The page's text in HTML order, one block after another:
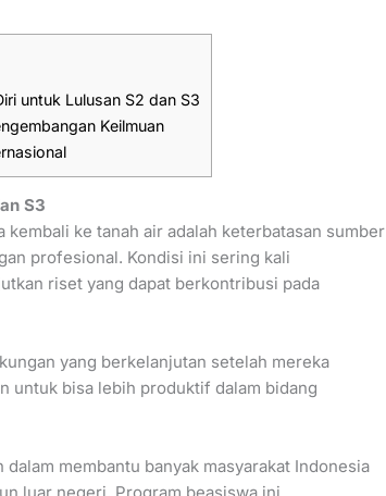
untuk Lulusan S2 dan S3
Keilmuan
S3
ke tanah air adalah keterbatasan sumber
profesional. Kondisi ini sering kali
riset yang dapat berkontribusi pada
yang berkelanjutan setelah mereka
untuk bisa lebih produktif dalam bidang
membantu banyak masyarakat Indonesia